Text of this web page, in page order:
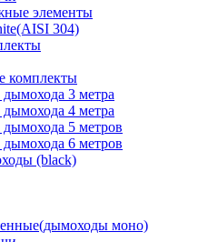
элементы
304)
комплекты
3 метра
4 метра
5 метров
6 метров
(black)
моно)